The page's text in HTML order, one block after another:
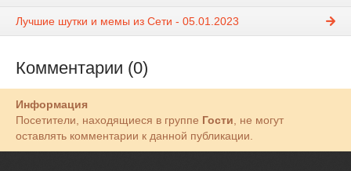
Лучшие шутки и мемы из Сети - 05.01.2023
Комментарии (0)
Информация
Посетители, находящиеся в группе Гости, не могут
оставлять комментарии к данной публикации.